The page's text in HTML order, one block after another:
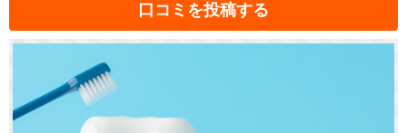
口コミを投稿する